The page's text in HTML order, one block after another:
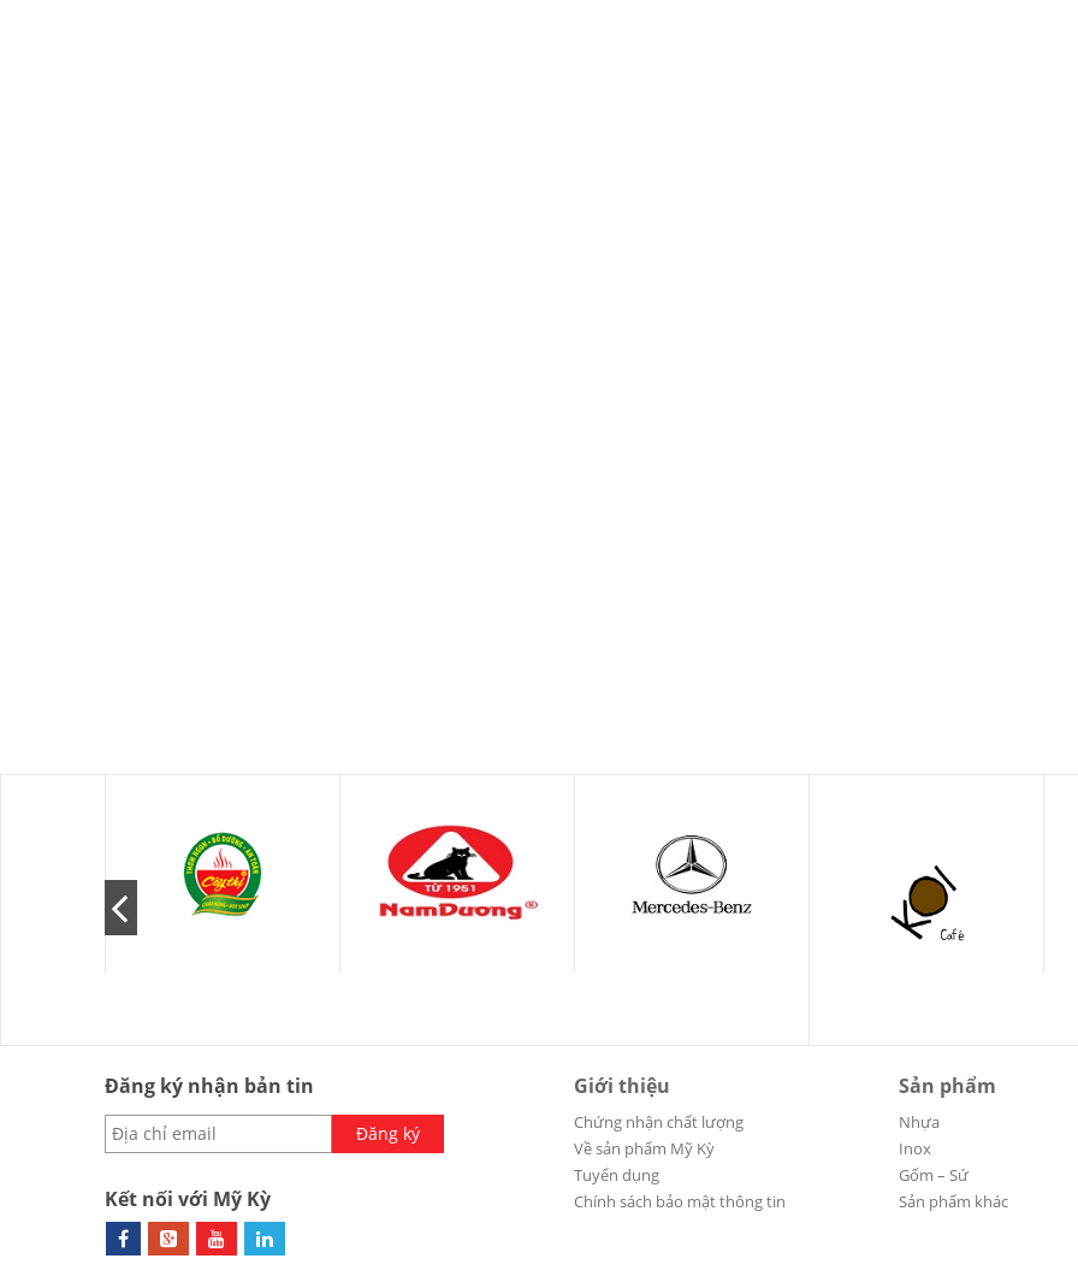
Đăng ký nhận bản tin
Đăng ký
Kết nối với Mỹ Kỳ
Giới thiệu
Chứng nhận chất lượng
Về sản phẩm Mỹ Kỳ
Tuyển dụng
Chính sách bảo mật thông tin
Sản phẩm
Nhựa
Inox
Gốm – Sứ
Sản phẩm khác